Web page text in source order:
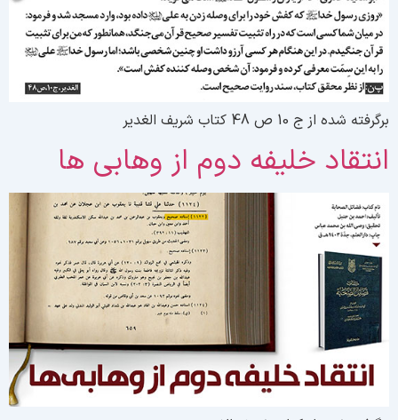
شده از ج 10 ص 48 کتاب شریف الغدیر
خلیفه دوم از وهابی ها